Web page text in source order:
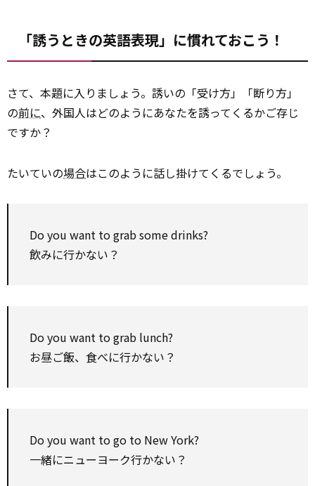
「誘うときの英語表現」に慣れておこう！
さて、本題に入りましょう。誘いの「受け方」「断り方」
の前に、外国人はどのようにあなたを誘ってくるかご存じ
ですか？
たいていの場合はこのように話し掛けてくるでしょう。
Do you want to grab some drinks?
飲みに行かない？
Do you want to grab lunch?
お昼ご飯、食べに行かない？
Do you want to go to New York?
一緒にニューヨーク行かない？